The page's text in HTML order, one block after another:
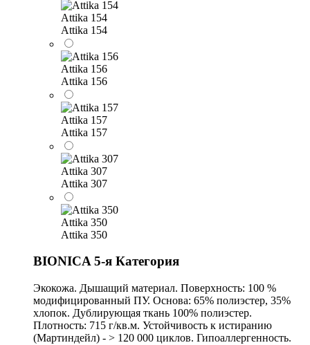
Attika 154
Attika 154
Attika 156
Attika 156
Attika 157
Attika 157
Attika 307
Attika 307
Attika 350
Attika 350
BIONICA 5-я Категория
Экокожа. Дышащий материал. Поверхность: 100 %
модифицированный ПУ. Основа: 65% полиэстер, 35%
хлопок. Дублирующая ткань 100% полиэстер.
Плотность: 715 г/кв.м. Устойчивость к истиранию
(Мартиндейл) - > 120 000 циклов. Гипоаллергенность.